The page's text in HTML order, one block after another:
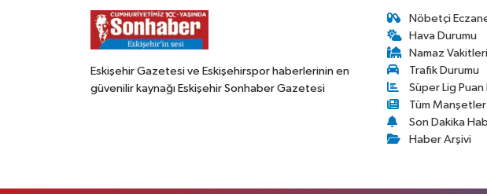
Eskişehir Gazetesi ve Eskişehirspor haberlerinin en
güvenilir kaynağı Eskişehir Sonhaber Gazetesi
Nöbetçi
Hava Durumu
Namaz Vakitleri
Trafik Durumu
Süper Lig
Tüm Manşetler
Son Dakika
Haber Arşivi